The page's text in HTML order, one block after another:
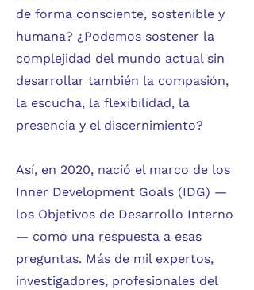
de forma consciente, sostenible y
humana? ¿Podemos sostener la
complejidad del mundo actual sin
desarrollar también la compasión,
la escucha, la flexibilidad, la
presencia y el discernimiento?
Así, en 2020, nació el marco de los
Inner Development Goals (IDG) —
los Objetivos de Desarrollo Interno
— como una respuesta a esas
preguntas. Más de mil expertos,
investigadores, profesionales del